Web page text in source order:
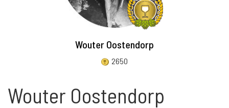
Wouter Oostendorp
2650
Wouter Oostendorp